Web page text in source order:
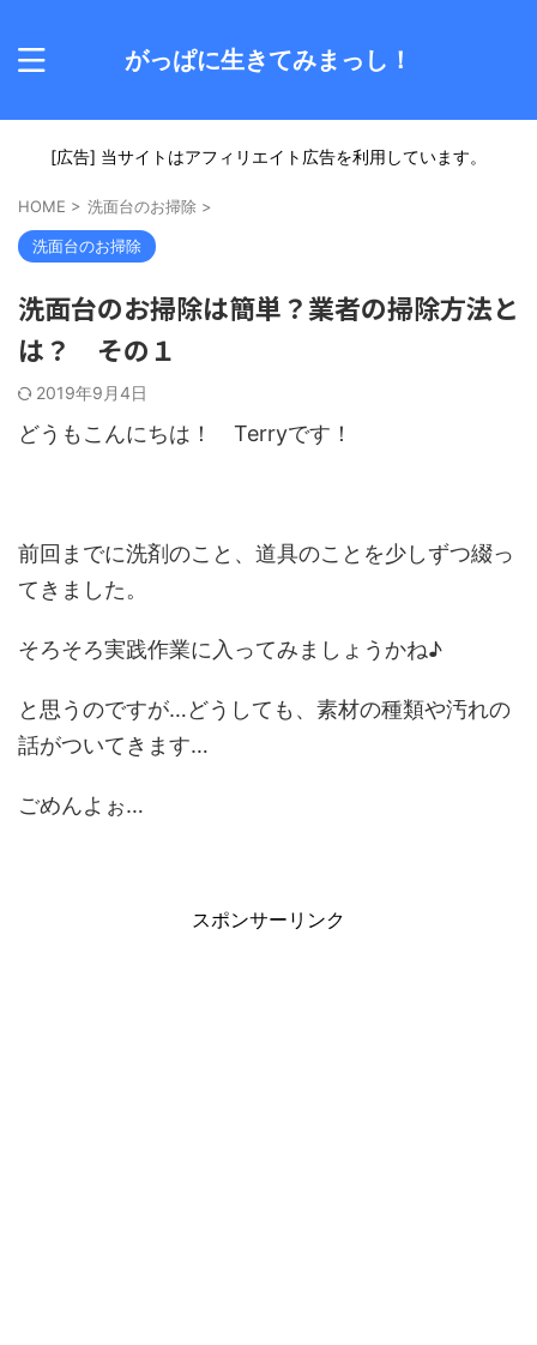
がっぱに生きてみまっし！
[広告] 当サイトはアフィリエイト広告を利用しています。
HOME > 洗面台のお掃除 >
洗面台のお掃除
洗面台のお掃除は簡単？業者の掃除方法と
は？ その１
2019年9月4日
どうもこんにちは！ Terryです！
前回までに洗剤のこと、道具のことを少しずつ綴っ
てきました。
そろそろ実践作業に入ってみましょうかね♪
と思うのですが…どうしても、素材の種類や汚れの
話がついてきます…
ごめんよぉ…
スポンサーリンク